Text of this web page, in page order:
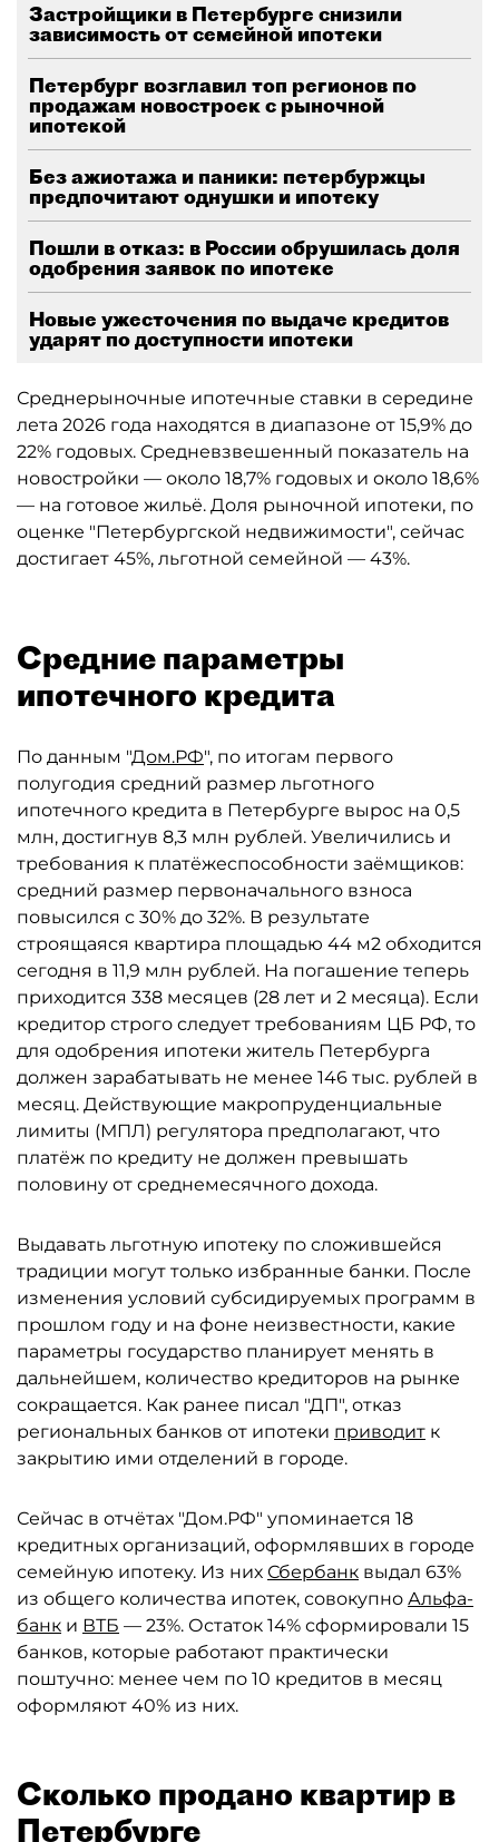
Застройщики в Петербурге снизили
зависимость от семейной ипотеки
Петербург возглавил топ регионов по
продажам новостроек с рыночной
ипотекой
Без ажиотажа и паники: петербуржцы
предпочитают однушки и ипотеку
Пошли в отказ: в России обрушилась доля
одобрения заявок по ипотеке
Новые ужесточения по выдаче кредитов
ударят по доступности ипотеки
Среднерыночные ипотечные ставки в середине
лета 2026 года находятся в диапазоне от 15,9% до
22% годовых. Средневзвешенный показатель на
новостройки — около 18,7% годовых и около 18,6%
— на готовое жильё. Доля рыночной ипотеки, по
оценке "Петербургской недвижимости", сейчас
достигает 45%, льготной семейной — 43%.
Средние параметры
ипотечного кредита
По данным "Дом.РФ", по итогам первого
полугодия средний размер льготного
ипотечного кредита в Петербурге вырос на 0,5
млн, достигнув 8,3 млн рублей. Увеличились и
требования к платёжеспособности заёмщиков:
средний размер первоначального взноса
повысился с 30% до 32%. В результате
строящаяся квартира площадью 44 м2 обходится
сегодня в 11,9 млн рублей. На погашение теперь
приходится 338 месяцев (28 лет и 2 месяца). Если
кредитор строго следует требованиям ЦБ РФ, то
для одобрения ипотеки житель Петербурга
должен зарабатывать не менее 146 тыс. рублей в
месяц. Действующие макропруденциальные
лимиты (МПЛ) регулятора предполагают, что
платёж по кредиту не должен превышать
половину от среднемесячного дохода.
Выдавать льготную ипотеку по сложившейся
традиции могут только избранные банки. После
изменения условий субсидируемых программ в
прошлом году и на фоне неизвестности, какие
параметры государство планирует менять в
дальнейшем, количество кредиторов на рынке
сокращается. Как ранее писал "ДП", отказ
региональных банков от ипотеки приводит к
закрытию ими отделений в городе.
Сейчас в отчётах "Дом.РФ" упоминается 18
кредитных организаций, оформлявших в городе
семейную ипотеку. Из них Сбербанк выдал 63%
из общего количества ипотек, совокупно Альфа-
банк и ВТБ — 23%. Остаток 14% сформировали 15
банков, которые работают практически
поштучно: менее чем по 10 кредитов в месяц
оформляют 40% из них.
Сколько продано квартир в
Петербурге